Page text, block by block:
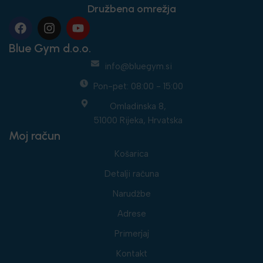
Družbena omrežja
Blue Gym d.o.o.
info@bluegym.si
Pon-pet: 08:00 - 15:00
Omladinska 8,
51000 Rijeka, Hrvatska
Moj račun
Košarica
Detalji računa
Narudžbe
Adrese
Primerjaj
Kontakt